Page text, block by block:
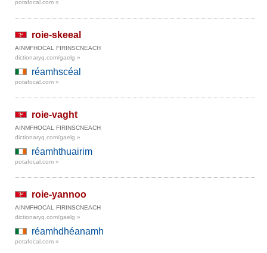
potafocal.com »
roie-skeeal
AINMFHOCAL FIRINSCNEACH
dictionaryq.com/gaelg »
réamhscéal
potafocal.com »
roie-vaght
AINMFHOCAL FIRINSCNEACH
dictionaryq.com/gaelg »
réamhthuairim
potafocal.com »
roie-yannoo
AINMFHOCAL FIRINSCNEACH
dictionaryq.com/gaelg »
réamhdhéanamh
potafocal.com »